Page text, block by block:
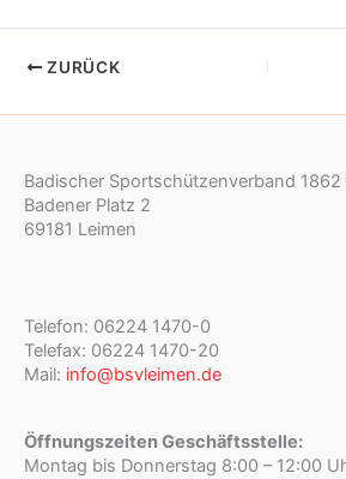
ZURÜCK
Badischer Sportschützenverband 1862
Badener Platz 2
69181 Leimen
Telefon: 06224 1470-0
Telefax: 06224 1470-20
Mail: info@bsvleimen.de
Öffnungszeiten Geschäftsstelle:
Montag bis Donnerstag 8:00 – 12:00